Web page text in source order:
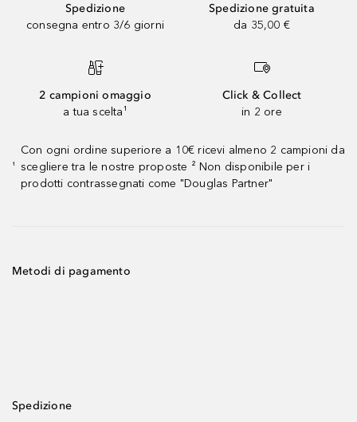
Spedizione
consegna entro 3/6 giorni
Spedizione gratuita
da 35,00 €
2 campioni omaggio
a tua scelta¹
Click & Collect
in 2 ore
¹
Con ogni ordine superiore a 10€ ricevi almeno 2 campioni da
scegliere tra le nostre proposte ² Non disponibile per i
prodotti contrassegnati come "Douglas Partner"
Metodi di pagamento
Spedizione